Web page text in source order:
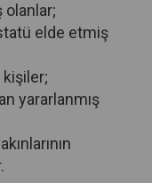
olanlar;
elde etmiş
kişiler;
yararlanmış